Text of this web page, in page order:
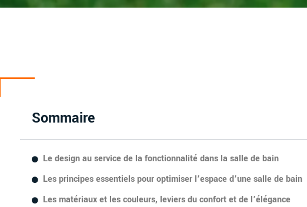
Sommaire
Le design au service de la fonctionnalité dans la salle de bain
Les principes essentiels pour optimiser l’espace d’une salle de bain
Les matériaux et les couleurs, leviers du confort et de l’élégance